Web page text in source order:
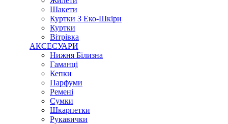
Шакети
Куртки З Еко-Шкіри
Куртки
Вітрівка
АКСЕСУАРИ
Нижня Білизна
Гаманці
Кепки
Парфуми
Ремені
Сумки
Шкарпетки
Рукавички